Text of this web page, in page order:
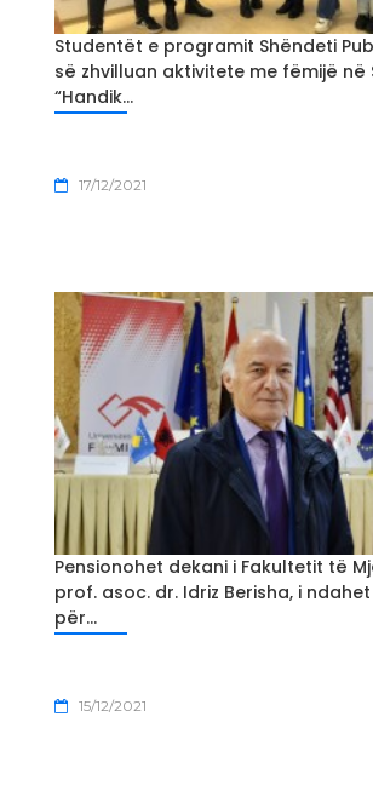
Studentët e programit Shëndeti
së zhvilluan aktivitete me fëmijë në
“Handik...
17/12/2021
Pensionohet dekani i Fakultetit të
prof. asoc. dr. Idriz Berisha, i
për...
15/12/2021